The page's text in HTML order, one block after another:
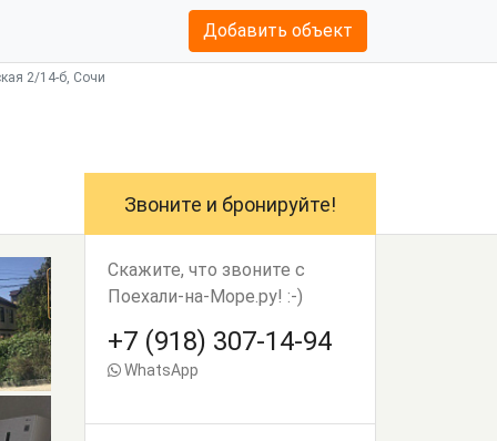
Добавить объект
2/14-б, Сочи
Звоните и бронируйте!
Скажите, что звоните с
Поехали-на-Море.ру! :-)
+7 (918) 307-14-94
WhatsApp